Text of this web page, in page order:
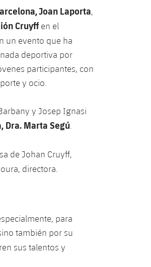
Joan Laporta,
Cruyff en el
un evento que ha
deportiva por
participantes, con
y ocio.
y Josep Ignasi
Dra. Marta Segú
de Johan Cruyff,
directora.
para
también por su
sus talentos y